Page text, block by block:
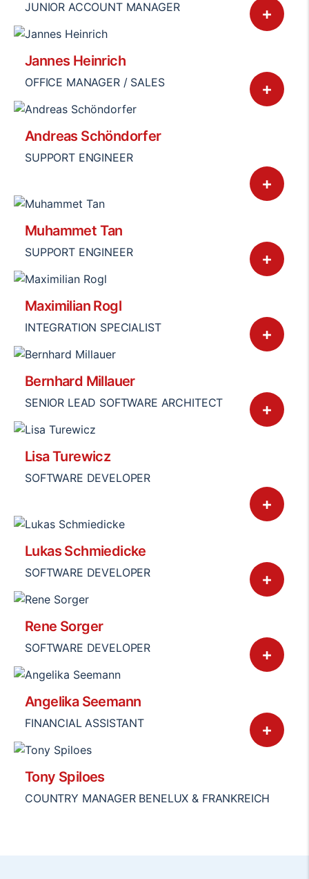
JUNIOR ACCOUNT MANAGER +
Jannes Heinrich
OFFICE MANAGER / SALES +
Andreas Schöndorfer
SUPPORT ENGINEER
+
Muhammet Tan
SUPPORT ENGINEER +
Maximilian Rogl
INTEGRATION SPECIALIST +
Bernhard Millauer
SENIOR LEAD SOFTWARE ARCHITECT +
Lisa Turewicz
SOFTWARE DEVELOPER
+
Lukas Schmiedicke
SOFTWARE DEVELOPER +
Rene Sorger
SOFTWARE DEVELOPER +
Angelika Seemann
FINANCIAL ASSISTANT +
Tony Spiloes
COUNTRY MANAGER BENELUX & FRANKREICH